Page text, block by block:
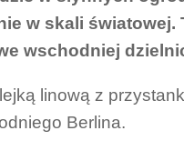
w skali
wschodniej
linową z
Berlina.